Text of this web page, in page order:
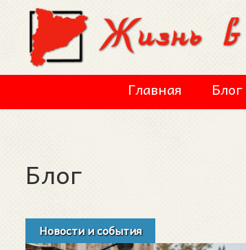
Перейти к основному содержанию
Главная Блог
Блог
Новости и события